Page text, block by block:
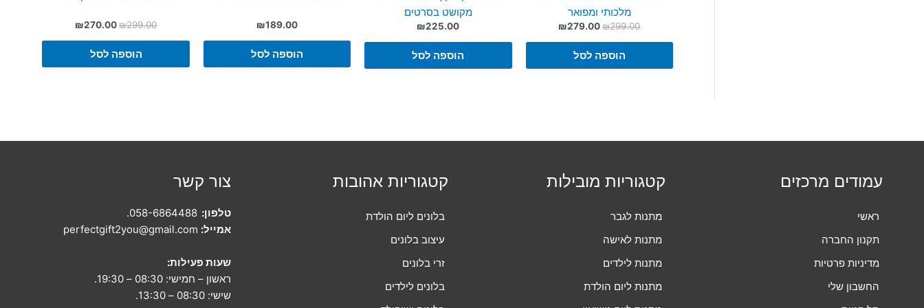
מלכותי ומפואר
₪299.00
המחיר
היה:
₪299.00.
₪279.00
המחיר
הוספה לסל
מקושט בסרטים
₪225.00
הוספה לסל
₪189.00
הוספה לסל
₪299.00
המחיר
היה:
₪299.00.
₪270.00
המחיר
הוספה לסל
עמודים מרכזים
ראשי
תקנון החברה
מדיניות פרטיות
החשבון שלי
קטגוריות מובילות
מתנות לגבר
מתנות לאישה
מתנות לילדים
מתנות ליום הולדת
קטגוריות אהובות
בלונים ליום הולדת
עיצוב בלונים
זרי בלונים
בלונים לילדים
צור קשר
טלפון: 058-6864488
.
אמייל:
שעות פעילות:
ראשון – חמישי: 08:30 – 19:30.
שישי: 08:30 – 13:30.